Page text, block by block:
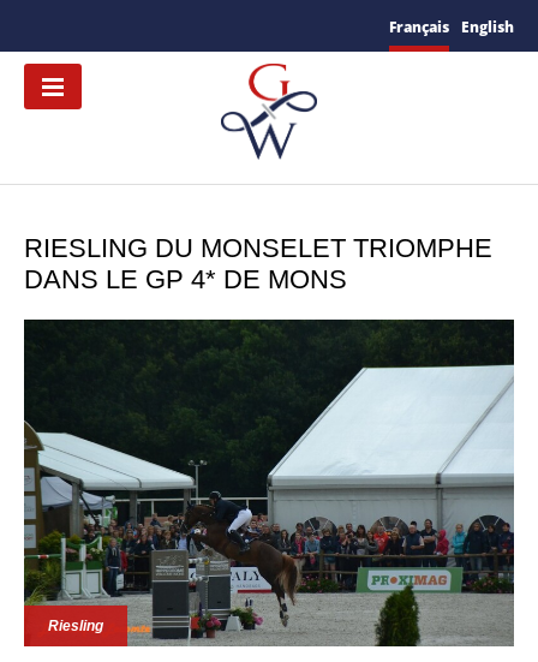
Français English
RIESLING DU MONSELET TRIOMPHE
DANS LE GP 4* DE MONS
Riesling